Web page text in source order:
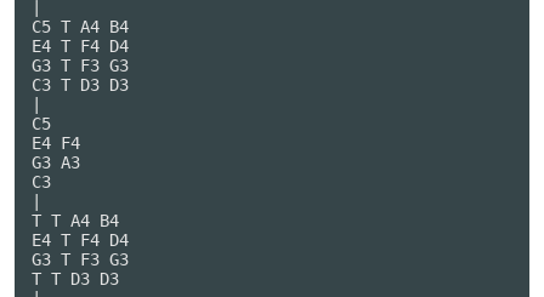
C5 T A4 B4
E4 T F4 D4
G3 T F3 G3
C3 T D3 D3
C5
E4 F4
G3 A3
C3
T T A4 B4
E4 T F4 D4
G3 T F3 G3
T T D3 D3